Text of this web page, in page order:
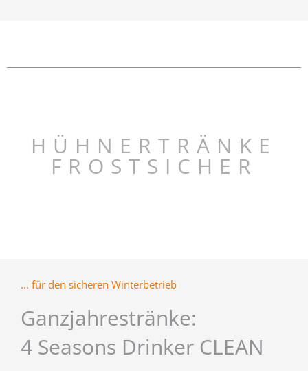
HÜHNERTRÄNKE
FROSTSICHER
... für den sicheren Winterbetrieb
Ganzjahrestränke:
4 Seasons Drinker CLEAN